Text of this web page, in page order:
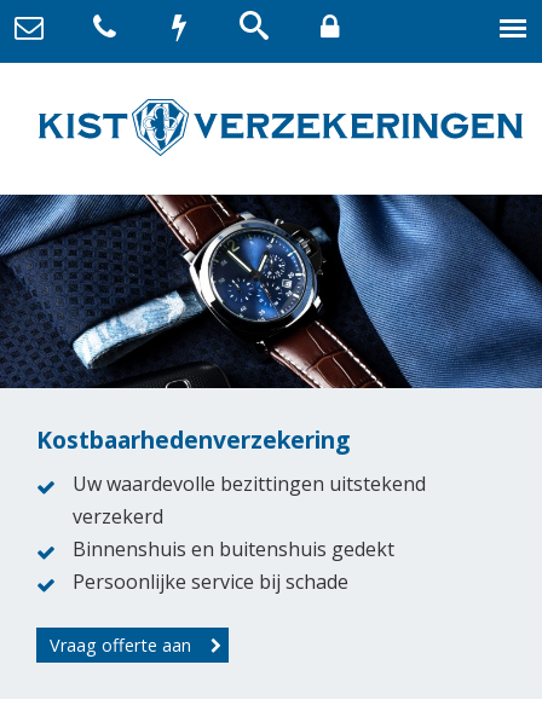
Kostbaarhedenverzekering
Uw waardevolle bezittingen uitstekend
verzekerd
Binnenshuis en buitenshuis gedekt
Persoonlijke service bij schade
Vraag offerte aan